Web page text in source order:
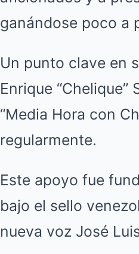
ganándose poco a
Un punto clave en
Enrique
“Media Hora con
regularmente.
Este apoyo fue
bajo el sello
nueva voz José